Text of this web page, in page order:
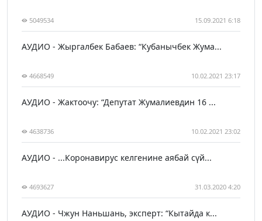
5049534 15.09.2021 6:18
АУДИО - Жыргалбек Бабаев: “Кубанычбек Жума...
4668549 10.02.2021 23:17
АУДИО - Жактоочу: “Депутат Жумалиевдин 16 ...
4638736 10.02.2021 23:02
АУДИО - ...Коронавирус келгенине аябай сүй...
4693627 31.03.2020 4:20
АУДИО - Чжун Наньшань, эксперт: “Кытайда к...